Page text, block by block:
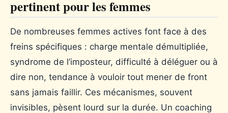
pertinent pour les femmes
De nombreuses femmes actives font face à des
freins spécifiques : charge mentale démultipliée,
syndrome de l’imposteur, difficulté à déléguer ou à
dire non, tendance à vouloir tout mener de front
sans jamais faillir. Ces mécanismes, souvent
invisibles, pèsent lourd sur la durée. Un coaching